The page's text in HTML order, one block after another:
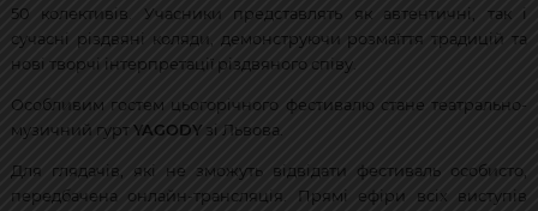
50 колективів. Учасники представлять як автентичні, так і
сучасні різдвяні коляди, демонструючи розмаїття традицій та
нові творчі інтерпретації різдвяного співу.
Особливим гостем цьогорічного фестивалю стане театрально-
музичний гурт YAGODYзі Львова.
Для глядачів, які не зможуть відвідати фестиваль особисто,
передбачена онлайн-трансляція. Прямі ефіри всіх виступів